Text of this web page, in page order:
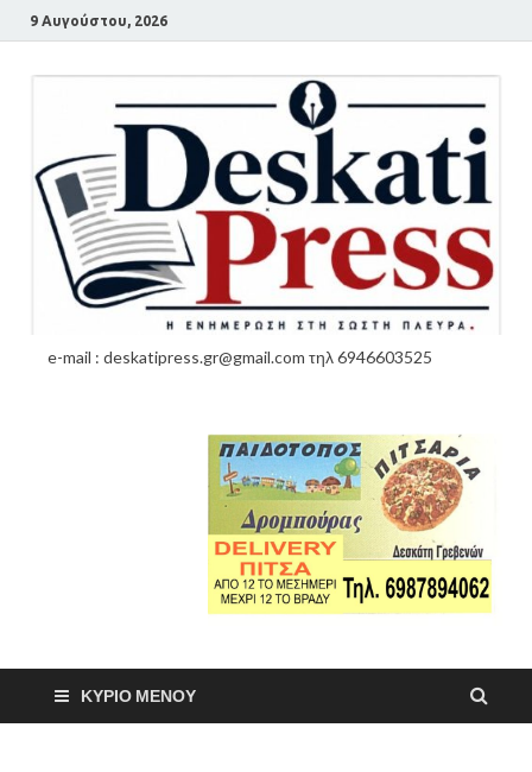
9 Αυγούστου, 2026
e-mail : deskatipress.gr@gmail.com τηλ 6946603525
ΚΎΡΙΟ ΜΕΝΟΎ